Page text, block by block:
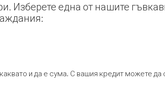
Изберете една от нашите
и да е сума. С вашия кредит можете